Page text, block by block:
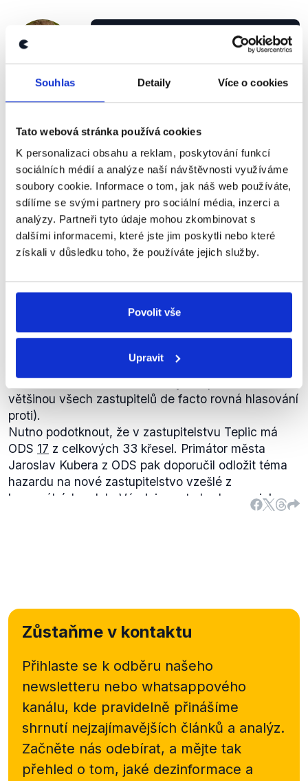
Souhlas Detaily Více o cookies
Tato webová stránka používá cookies
K personalizaci obsahu a reklam, poskytování funkcí
sociálních médií a analýze naší návštěvnosti využíváme
soubory cookie. Informace o tom, jak náš web používáte,
sdílíme se svými partnery pro sociální média, inzerci a
analýzy. Partneři tyto údaje mohou zkombinovat s
dalšími informacemi, které jste jim poskytli nebo které
získali v důsledku toho, že používáte jejich služby.
Povolit vše
Upravit
Jakub
Mráček
Když je vyhlášeno mimořádné
zastupitelstvo na téma hazard,
ODS zařídí to, aby se o hazardu
vůbec nemluvilo, aby to vypadlo z
programu a místo toho tam přijde
s debatou o případném návrhu na
Jiné,6. října 2014
PRAVDA
Na konci srpna 2014 bylo vyhlášeno v Teplicích
mimořádné zasedánízastupitelstva, na němž se
zakázala, a následně také o referendu v otázce
neprojednával, jelikož většina zastupitelů se
rozhodla hlasovat proti tomuto jednání, případně se
systému komunálního zastupitelstva, kde je
hlasovací kvórum tvořeno vždy nadpoloviční
většinou všech zastupitelů de facto rovná hlasování
proti).
Nutno podotknout, že v zastupitelstvu Teplic má
ODS 17 z celkových 33 křesel. Primátor města
Jaroslav Kubera z ODS pak doporučil odložit téma
hazardu na nové zastupitelstvo vzešlé z
komunálních voleb. Výrok je proto hodnocen jako
Zůstaňme v kontaktu
Přihlaste se k odběru našeho
newsletteru nebo whatsappového
kanálu, kde pravidelně přinášíme
shrnutí nejzajímavějších článků a analýz.
Začněte nás odebírat, a mějte tak
přehled o tom, jaké dezinformace a